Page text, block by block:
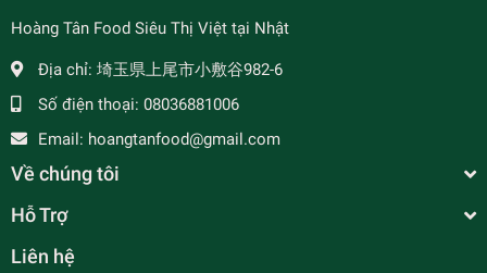
Hoàng Tân Food Siêu Thị Việt tại Nhật
Địa chỉ: 埼玉県上尾市小敷谷982-6
Số điện thoại: 08036881006
Email: hoangtanfood@gmail.com
Về chúng tôi
Hỗ Trợ
Liên hệ